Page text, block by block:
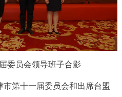
委员会领导班子合影
第十一届委员会和出席台盟